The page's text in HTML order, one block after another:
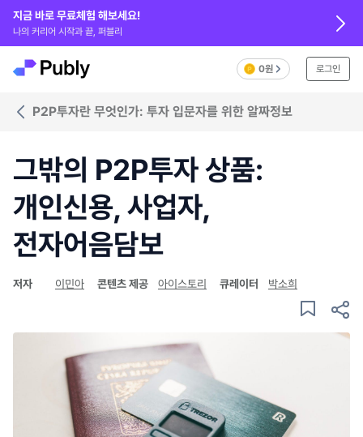
지금 바로 무료체험 해보세요!
나의 커리어 시작과 끝, 퍼블리
0원 로그인
P2P투자란 무엇인가: 투자 입문자를 위한 알짜정보
그밖의 P2P투자 상품:
개인신용, 사업자,
전자어음담보
저자 이민아 콘텐츠 제공 아이스토리 큐레이터 박소희